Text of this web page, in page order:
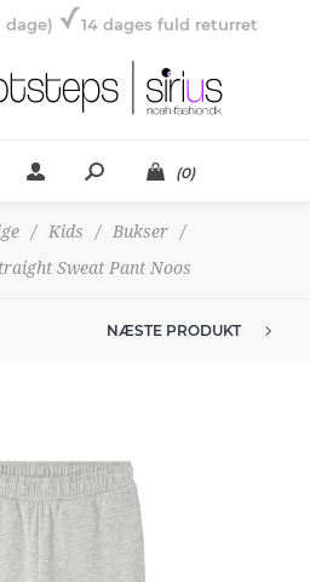
dage) 14 dages fuld returret
(0)
/ Kids / Bukser
/
Sweat Pant Noos
NÆSTE PRODUKT